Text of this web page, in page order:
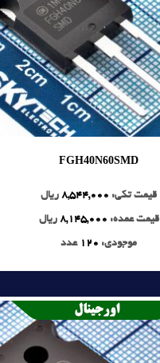
FGH40N60SMD
قیمت تکی: 8,544,000 ریال
قیمت عمده: 8,145,000 ریال
موجودی: 120 عدد